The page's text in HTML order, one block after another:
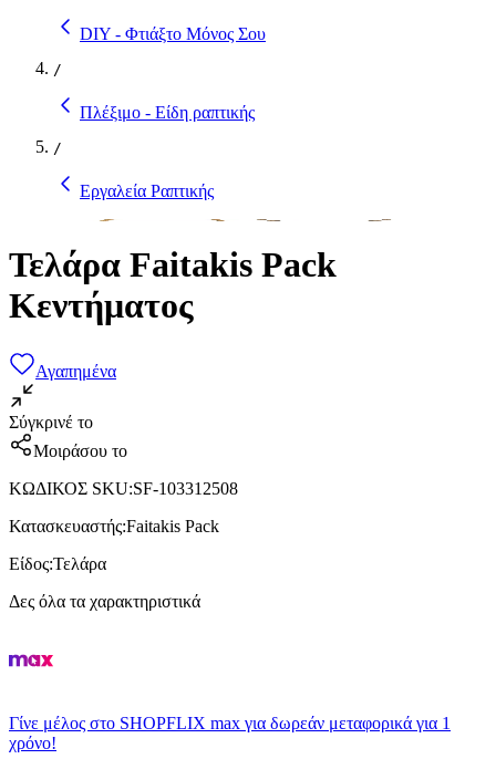
DIY - Φτιάξτο Μόνος Σου
/
Πλέξιμο - Είδη ραπτικής
/
Εργαλεία Ραπτικής
Τελάρα Faitakis Pack
Κεντήματος
Αγαπημένα
Σύγκρινέ το
Μοιράσου το
ΚΩΔΙΚΟΣ SKU:SF-103312508
Κατασκευαστής:Faitakis Pack
Είδος:Τελάρα
Δες όλα τα χαρακτηριστικά
Γίνε μέλος στο SHOPFLIX max για δωρεάν μεταφορικά για 1
χρόνο!